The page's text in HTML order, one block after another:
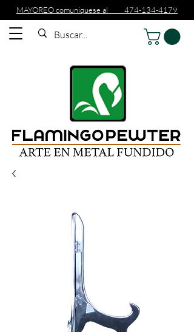
MAYOREO comuniquese al 474-134-4179